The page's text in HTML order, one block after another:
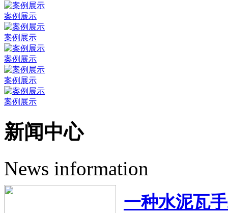
案例展示
案例展示
案例展示
案例展示
案例展示
新闻中心
News information
一种水泥瓦